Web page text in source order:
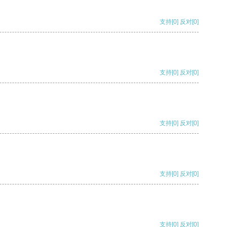
支持[0] 反对[0]
支持[0] 反对[0]
支持[0] 反对[0]
支持[0] 反对[0]
支持[0] 反对[0]